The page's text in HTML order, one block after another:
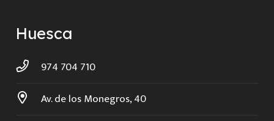
Huesca
974 704 710
Av. de los Monegros, 40